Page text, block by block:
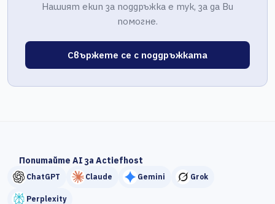
Нашият екип за поддръжка е тук, за да Ви
помогне.
Свържете се с поддръжката
Попитайте AI за Actiefhost
ChatGPT Claude Gemini Grok
Perplexity